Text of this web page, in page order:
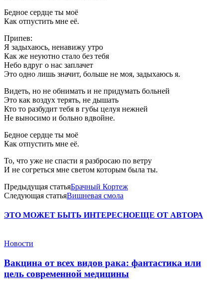
Бедное сердце ты моё
Как отпустить мне её.
Припев:
Я задыхаюсь, ненавижу утро
Как же неуютно стало без тебя
Небо вдруг о нас заплачет
Это одно лишь значит, больше не моя, задыхаюсь я.
Видеть, но не обнимать и не придумать больней
Это как воздух терять, не дышать
Кто то разбудит тебя в губы целуя нежней
Не выносимо и больно вдвойне.
Бедное сердце ты моё
Как отпустить мне её.
То, что уже не спасти я разбросаю по ветру
И не согреться мне светом которым была ты.
Предыдущая статьяБрачный Кортеж
Следующая статьяВишневая смола
ЭТО МОЖЕТ БЫТЬ ИНТЕРЕСНОЕЩЕ ОТ АВТОРА
Новости
Вакцина от всех видов рака: фантастика или
цель современной медицины